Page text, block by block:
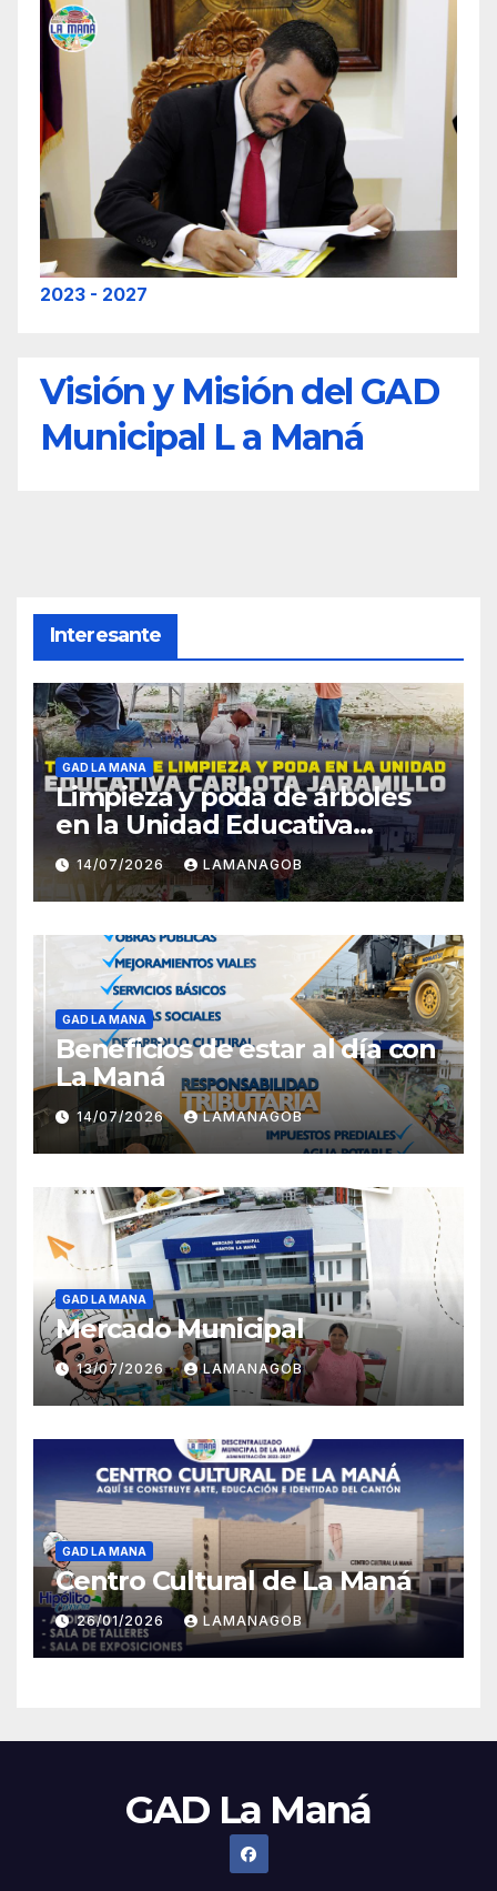
2023 - 2027
Visión y Misión del GAD
Municipal L a Maná
Interesante
GAD LA MANA
Limpieza y poda de árboles
en la Unidad Educativa
Carlota Jaramillo
14/07/2026 LAMANAGOB
GAD LA MANA
Beneficios de estar al día con
La Maná
14/07/2026 LAMANAGOB
GAD LA MANA
Mercado Municipal
13/07/2026 LAMANAGOB
GAD LA MANA
Centro Cultural de La Maná
26/01/2026 LAMANAGOB
GAD La Maná